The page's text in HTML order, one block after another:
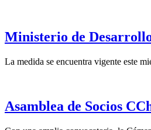
Ministerio de
La medida se encuentra vigente este
Asamblea de Socios